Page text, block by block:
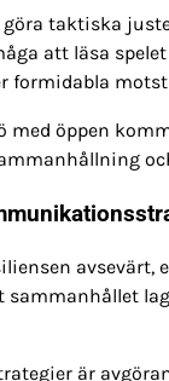
taktiska
att läsa
formidabla
med öppen
sammanhållet
är